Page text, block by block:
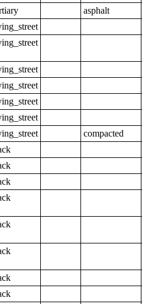
asphalt
compacted